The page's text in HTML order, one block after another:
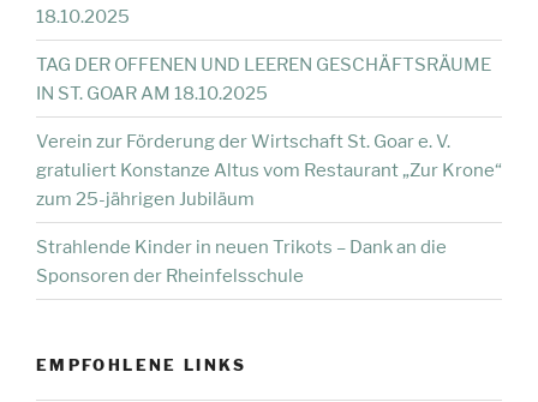
18.10.2025
TAG DER OFFENEN UND LEEREN GESCHÄFTSRÄUME
IN ST. GOAR AM 18.10.2025
Verein zur Förderung der Wirtschaft St. Goar e. V.
gratuliert Konstanze Altus vom Restaurant „Zur Krone“
zum 25-jährigen Jubiläum
Strahlende Kinder in neuen Trikots – Dank an die
Sponsoren der Rheinfelsschule
EMPFOHLENE LINKS